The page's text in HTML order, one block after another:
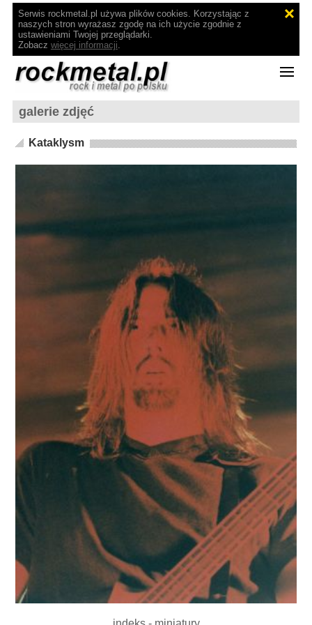
Serwis rockmetal.pl używa plików cookies. Korzystając z
naszych stron wyrażasz zgodę na ich użycie zgodnie z
ustawieniami Twojej przeglądarki.
Zobacz więcej informacji.
galerie zdjęć
Kataklysm